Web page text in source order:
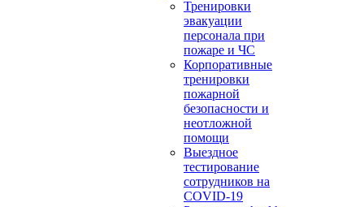
Тренировки
эвакуации
персонала при
пожаре и ЧС
Корпоративные
тренировки
пожарной
безопасности и
неотложной
помощи
Выездное
тестирование
сотрудников на
COVID-19